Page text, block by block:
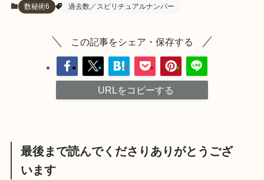
数秘術6 過去数／スピリチュアルナンバー
この記事をシェア・保存する
URLをコピーする
最後まで読んでくださりありがとうござ
います